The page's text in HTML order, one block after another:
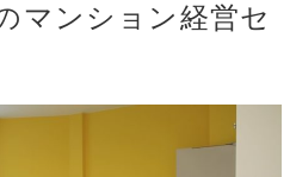
マンション経営セ